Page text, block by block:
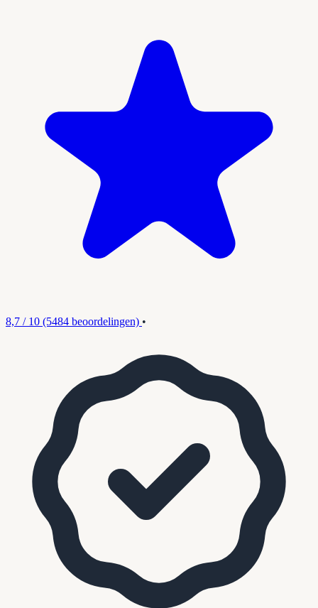
8,7 / 10 (5484 beoordelingen) •